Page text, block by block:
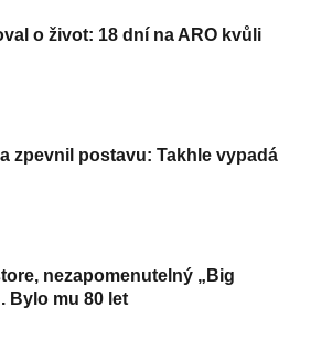
o život: 18 dní na ARO kvůli
zpevnil postavu: Takhle vypadá
nezapomenutelný „Big
Bylo mu 80 let